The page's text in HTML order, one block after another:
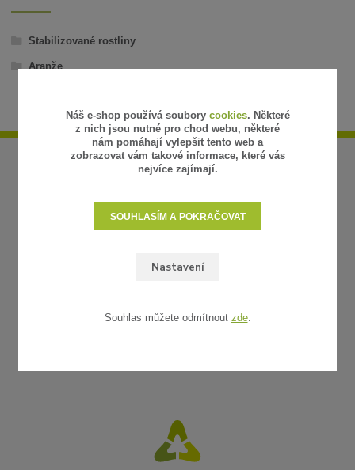
Stabilizované rostliny
Aranže
Náš e-shop používá soubory cookies. Některé
z nich jsou nutné pro chod webu, některé
nám pomáhají vylepšit tento web a
zobrazovat vám takové informace, které vás
nejvíce zajímají.
Nastavení
SOUHLASÍM A POKRAČOVAT
Souhlas můžete odmítnout zde.